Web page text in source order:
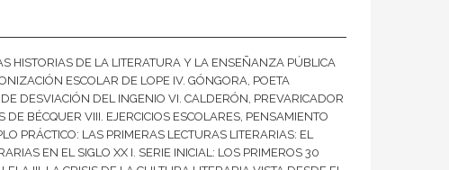
HISTORIAS DE LA LITERATURA Y LA ENSEÑANZA PÚBLICA
ESCOLAR DE LOPE IV. GÓNGORA, POETA
DESVIACIÓN DEL INGENIO VI. CALDERÓN, PREVARICADOR
BÉCQUER VIII. EJERCICIOS ESCOLARES, PENSAMIENTO
PRÁCTICO: LAS PRIMERAS LECTURAS LITERARIAS: EL
EN EL SIGLO XX I. SERIE INICIAL: LOS PRIMEROS 30